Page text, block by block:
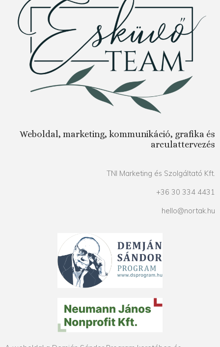
Weboldal, marketing, kommunikáció, grafika és
arculattervezés
TNI Marketing és Szolgáltató Kft.
+36 30 334 4431
hello@nortak.hu